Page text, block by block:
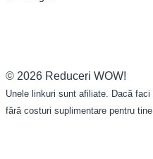
© 2026 Reduceri WOW!
Unele linkuri sunt afiliate. Dacă
fără costuri suplimentare pentru tine.